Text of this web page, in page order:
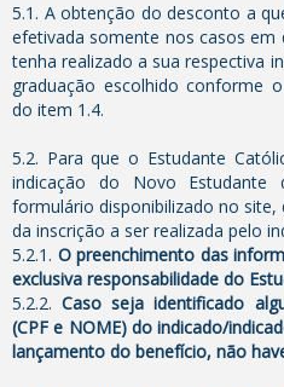
5.1. A obtenção do desconto a
efetivada somente nos casos em
tenha realizado a sua respectiva
graduação escolhido conforme
do item 1.4.
5.2. Para que o Estudante
indicação do Novo
formulário disponibilizado no site,
da inscrição a ser realizada pelo
5.2.1. O preenchimento das
exclusiva responsabilidade do
5.2.2.Caso seja identificado
(CPF e NOME) do indicado/
lançamento do benefício, não